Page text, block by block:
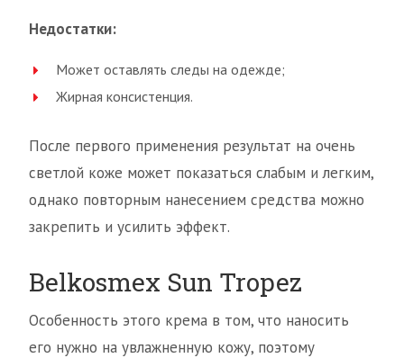
Недостатки:
Может оставлять следы на одежде;
Жирная консистенция.
После первого применения результат на очень
светлой коже может показаться слабым и легким,
однако повторным нанесением средства можно
закрепить и усилить эффект.
Belkosmex Sun Tropez
Особенность этого крема в том, что наносить
его нужно на увлажненную кожу, поэтому